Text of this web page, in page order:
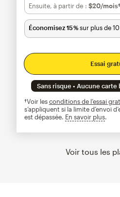
Ensuite, à partir de : $20/mois†
Économisez 15 %sur plus de
Essai
Sans risque • Aucune
†Voir lesconditions de l’essai
s’appliquent si la limite d’envoi
est dépassée. En savoir plus
Voir tous les